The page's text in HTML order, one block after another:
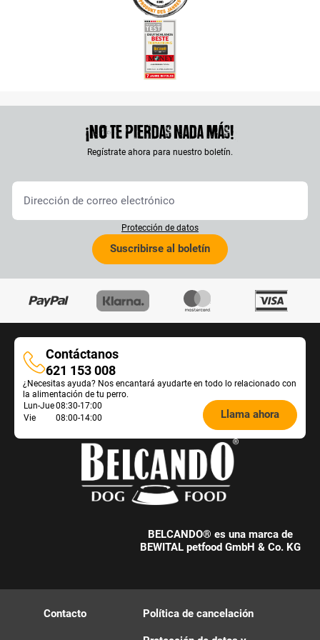
¡No te pierdas nada más!
Regístrate ahora para nuestro boletín.
Protección de datos
Suscribirse al boletín
Contáctanos
Contáctanos
621 153 008
¿Necesitas ayuda? Nos encantará ayudarte en todo lo relacionado con
la alimentación de tu perro.
Öffnungszeiten
Futterberatung:
Lun-Jue08:30-17:00
Vie
08:00-14:00 Llama ahora
BELCANDO® es una marca de
BEWITAL petfood GmbH & Co. KG
Contacto Política de cancelación